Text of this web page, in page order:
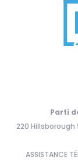
Parti
220 Hillsborough
ASSISTANCE